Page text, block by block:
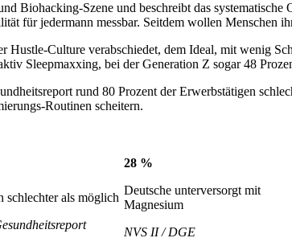
Biohacking-Szene und beschreibt das
für jedermann messbar. Seitdem wollen Menschen
Hustle-Culture verabschiedet, dem Ideal, mit wenig
Sleepmaxxing, bei der Generation Z sogar 48
rund 80 Prozent der Erwerbstätigen
Routinen scheitern.
schlechter als möglich
28 %
Deutsche unterversorgt mit
Magnesium
NVS II / DGE